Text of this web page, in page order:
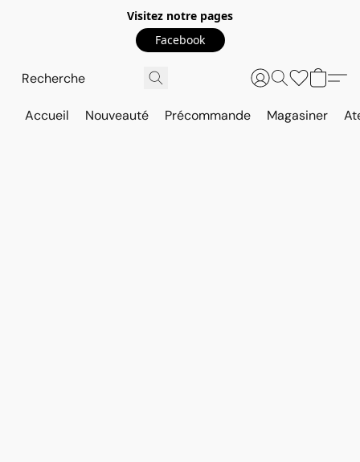
Visitez notre pages
Facebook
Accueil Nouveauté Précommande Magasiner